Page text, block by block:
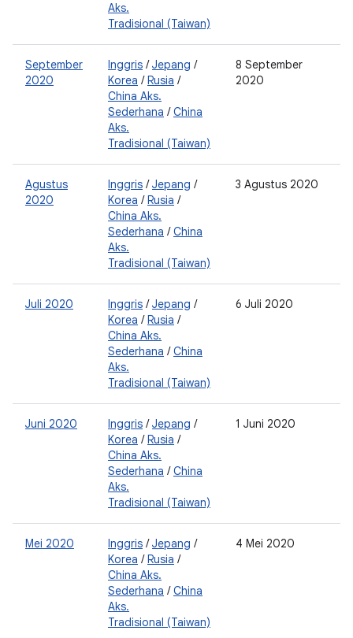
Aks.
Tradisional (Taiwan)
September
2020
Inggris /Jepang /
Korea /Rusia /
China Aks.
Sederhana /China
Aks.
Tradisional (Taiwan)
8 September
2020
Agustus
2020
Inggris /Jepang /
Korea /Rusia /
China Aks.
Sederhana /China
Aks.
Tradisional (Taiwan)
3 Agustus 2020
Juli 2020 Inggris /Jepang /
Korea /Rusia /
China Aks.
Sederhana /China
Aks.
Tradisional (Taiwan)
6 Juli 2020
Juni 2020 Inggris /Jepang /
Korea /Rusia /
China Aks.
Sederhana /China
Aks.
Tradisional (Taiwan)
1 Juni 2020
Mei 2020 Inggris /Jepang /
Korea /Rusia /
China Aks.
Sederhana /China
Aks.
Tradisional (Taiwan)
4 Mei 2020